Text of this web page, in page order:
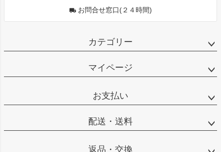
お問合せ窓口(２４時間)
カテゴリー
マイページ
お支払い
配送・送料
返品・交換